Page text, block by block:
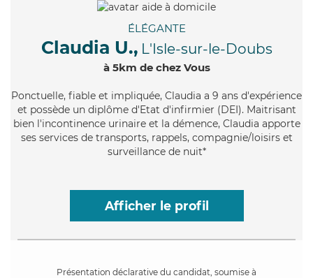
ÉLÉGANTE
Claudia U., L'Isle-sur-le-Doubs
à 5km de chez Vous
Ponctuelle, fiable et impliquée, Claudia a 9 ans d'expérience
et possède un diplôme d'Etat d'infirmier (DEI). Maitrisant
bien l'incontinence urinaire et la démence, Claudia apporte
ses services de transports, rappels, compagnie/loisirs et
surveillance de nuit*
Afficher le profil
Présentation déclarative du candidat, soumise à